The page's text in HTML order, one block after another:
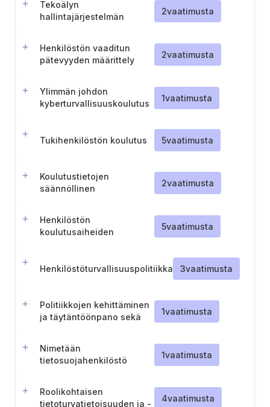
Tekoälyn
hallintajärjestelmän
2vaatimusta
Henkilöstön vaaditun
pätevyyden määrittely
2vaatimusta
Ylimmän johdon
kyberturvallisuuskoulutus
1vaatimusta
Tukihenkilöstön koulutus 5vaatimusta
Koulutustietojen
säännöllinen
2vaatimusta
Henkilöstön
koulutusaiheiden
5vaatimusta
Henkilöstöturvallisuuspolitiikka 3vaatimusta
Politiikkojen kehittäminen
ja täytäntöönpano sekä
1vaatimusta
Nimetään
tietosuojahenkilöstö
1vaatimusta
Roolikohtaisen
tietoturvatietoisuuden ja -
4vaatimusta